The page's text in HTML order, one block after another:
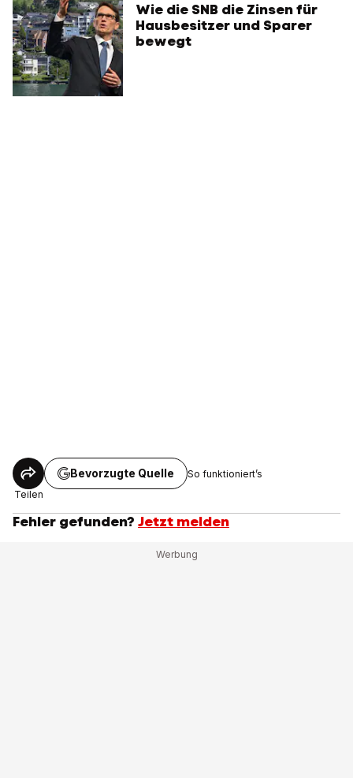
Wie die SNB die Zinsen für
Hausbesitzer und Sparer
bewegt
Teilen
Bevorzugte Quelle So funktioniert’s
Fehler gefunden? Jetzt melden